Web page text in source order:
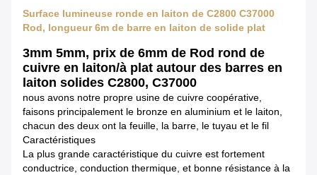
Surface lumineuse ronde en laiton de C2800 C37000
Rod, longueur 6m de barre en laiton de solide plat
3mm 5mm, prix de 6mm de Rod rond de
cuivre en laiton/à plat autour des barres en
laiton solides C2800, C37000
nous avons notre propre usine de cuivre coopérative,
faisons principalement le bronze en aluminium et le laiton,
chacun des deux ont la feuille, la barre, le tuyau et le fil
Caractéristiques
La plus grande caractéristique du cuivre est fortement
conductrice, conduction thermique, et bonne résistance à la